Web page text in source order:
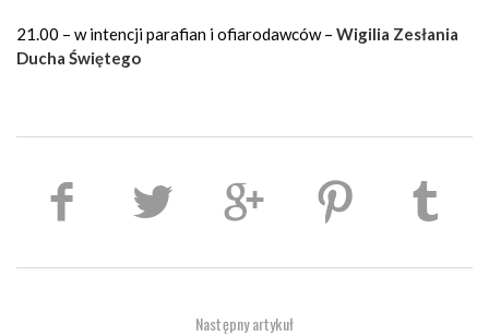
21.00 – w intencji parafian i ofiarodawców – Wigilia Zesłania
Ducha Świętego
Następny artykuł